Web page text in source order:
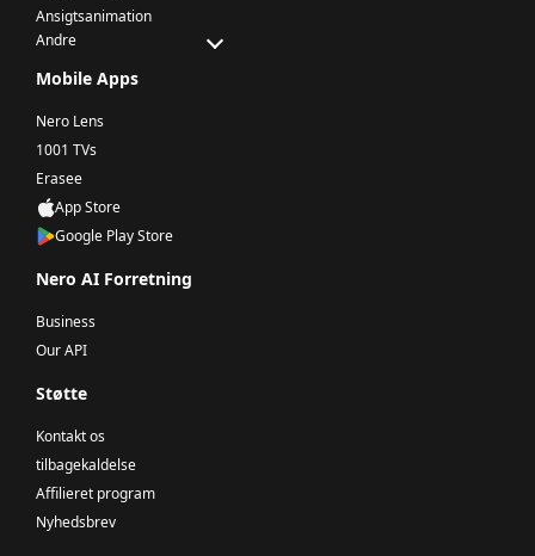
Ansigtsanimation
Andre
Mobile Apps
Nero Lens
1001 TVs
Erasee
App Store
Google Play Store
Nero AI Forretning
Business
Our API
Støtte
Kontakt os
tilbagekaldelse
Affilieret program
Nyhedsbrev